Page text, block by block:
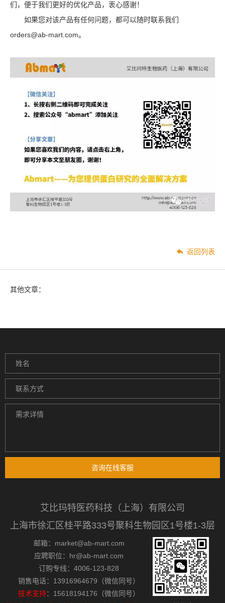
们，便于我们更好的优化产品，衷心感谢！
如果您对该产品有任何问题，都可以随时联系我们
orders@ab-mart.com。
返回列表
其他文章：
咨询在线客服
艾比玛特医药科技（上海）有限公司
上海市徐汇区桂平路333号聚科生物园区1号楼1-3层
邮箱：market@ab-mart.com
应聘职位：hr@ab-mart.com
订购专线：4006-123-828
销售电话：13916964679（微信同号）
技术支持：15618194176（微信同号）